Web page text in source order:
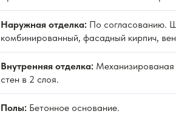
Наружная отделка: По согласованию.
комбинированный, фасадный кирпич,
Внутренняя отделка:
стен в 2 слоя.
Полы: Бетонное основание.